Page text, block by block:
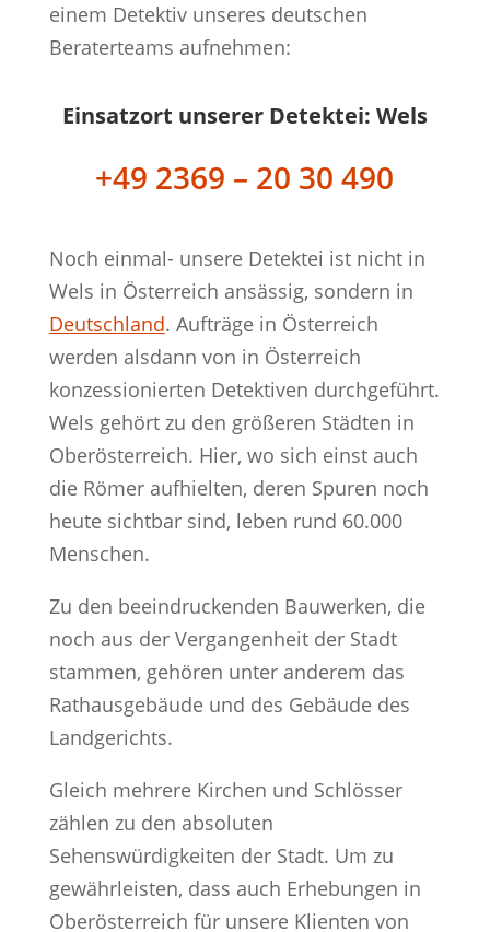
einem Detektiv unseres deutschen
Beraterteams aufnehmen:
Einsatzort unserer Detektei: Wels
+49 2369 – 20 30 490
Noch einmal- unsere Detektei ist nicht in
Wels in Österreich ansässig, sondern in
Deutschland. Aufträge in Österreich
werden alsdann von in Österreich
konzessionierten Detektiven durchgeführt.
Wels gehört zu den größeren Städten in
Oberösterreich. Hier, wo sich einst auch
die Römer aufhielten, deren Spuren noch
heute sichtbar sind, leben rund 60.000
Menschen.
Zu den beeindruckenden Bauwerken, die
noch aus der Vergangenheit der Stadt
stammen, gehören unter anderem das
Rathausgebäude und des Gebäude des
Landgerichts.
Gleich mehrere Kirchen und Schlösser
zählen zu den absoluten
Sehenswürdigkeiten der Stadt. Um zu
gewährleisten, dass auch Erhebungen in
Oberösterreich für unsere Klienten von